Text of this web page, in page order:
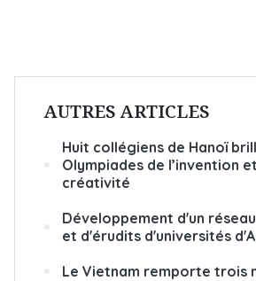
AUTRES ARTICLES
Huit collégiens de Hanoï
Olympiades de l’invention
créativité
Développement d'un
et d'érudits d'universités
Le Vietnam remporte trois